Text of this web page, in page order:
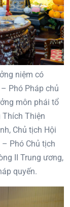
niệm có
Phó Pháp chủ
môn phái tổ
Thiện
Chủ tịch Hội
Phó Chủ tịch
II Trung ương,
quyến.